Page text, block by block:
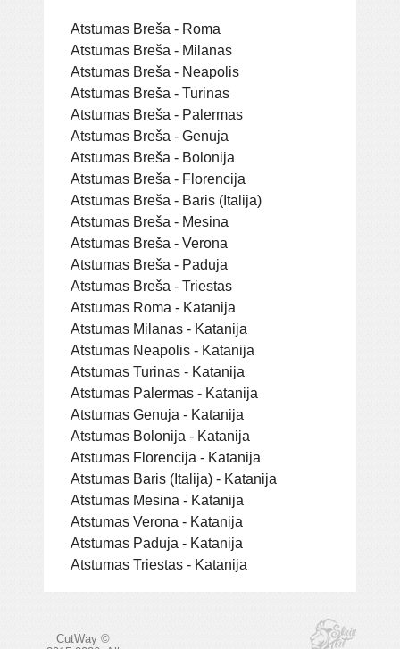
Atstumas Breša - Roma
Atstumas Breša - Milanas
Atstumas Breša - Neapolis
Atstumas Breša - Turinas
Atstumas Breša - Palermas
Atstumas Breša - Genuja
Atstumas Breša - Bolonija
Atstumas Breša - Florencija
Atstumas Breša - Baris (Italija)
Atstumas Breša - Mesina
Atstumas Breša - Verona
Atstumas Breša - Paduja
Atstumas Breša - Triestas
Atstumas Roma - Katanija
Atstumas Milanas - Katanija
Atstumas Neapolis - Katanija
Atstumas Turinas - Katanija
Atstumas Palermas - Katanija
Atstumas Genuja - Katanija
Atstumas Bolonija - Katanija
Atstumas Florencija - Katanija
Atstumas Baris (Italija) - Katanija
Atstumas Mesina - Katanija
Atstumas Verona - Katanija
Atstumas Paduja - Katanija
Atstumas Triestas - Katanija
CutWay ©